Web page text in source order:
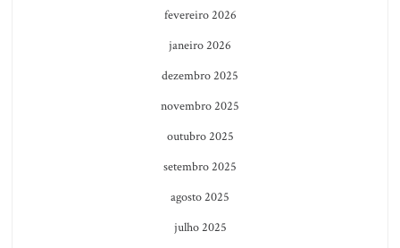
fevereiro 2026
janeiro 2026
dezembro 2025
novembro 2025
outubro 2025
setembro 2025
agosto 2025
julho 2025